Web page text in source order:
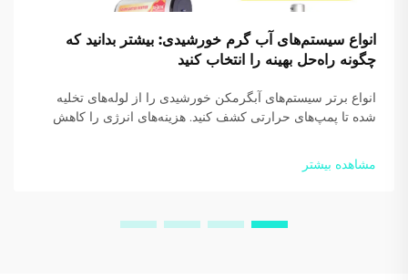
انواع سیستم‌های آب گرم خورشیدی: بیشتر بدانید که
چگونه راه‌حل بهینه را انتخاب کنید
انواع برتر سیستم‌های آبگرمکن خورشیدی را از لوله‌های تخلیه
شده تا پمپ‌های حرارتی کشف کنید. هزینه‌های انرژی را کاهش
دریافت کنید.
مشاهده بیشتر